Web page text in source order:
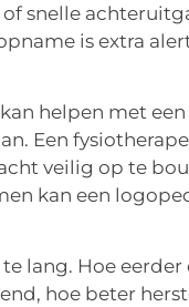
snelle
is extra
helpen met een
Een
veilig op te
kan een
lang. Hoe
hoe beter